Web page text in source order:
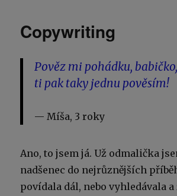
Copywriting
Pověz mi pohádku,
ti pak taky jednu pověsím!
Míša, 3 roky
Ano, to jsem já. Už odmalička
nadšenec do nejrůznějších
povídala dál, nebo vyhledávala